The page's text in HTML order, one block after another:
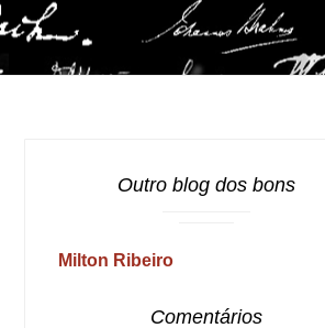
Outro blog dos bons
Milton Ribeiro
Comentários